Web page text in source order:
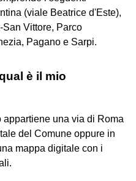
(viale Beatrice d'Este),
Vittore, Parco
Pagano e Sarpi.
è il mio
una via di Roma
del Comune oppure in
mappa digitale con i